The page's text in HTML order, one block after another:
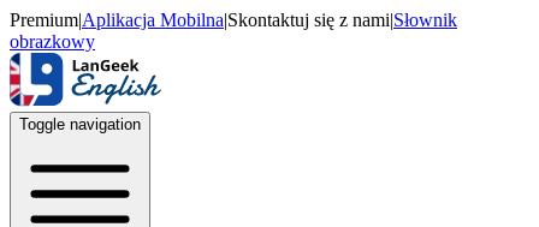
Premium|Aplikacja Mobilna|Skontaktuj się z nami|Słownik
obrazkowy
Toggle navigation